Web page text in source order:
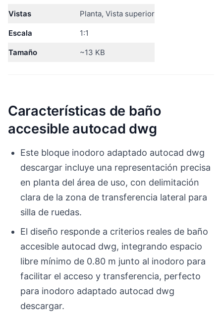
Vistas Planta, Vista superior
Escala 1:1
Tamaño ~13 KB
Características de baño
accesible autocad dwg
Este bloque inodoro adaptado autocad dwg
descargar incluye una representación precisa
en planta del área de uso, con delimitación
clara de la zona de transferencia lateral para
silla de ruedas.
El diseño responde a criterios reales de baño
accesible autocad dwg, integrando espacio
libre mínimo de 0.80 m junto al inodoro para
facilitar el acceso y transferencia, perfecto
para inodoro adaptado autocad dwg
descargar.